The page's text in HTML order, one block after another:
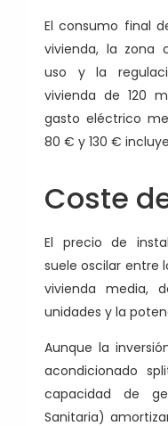
El consumo final
vivienda, la zona
uso y la
vivienda de 120
gasto eléctrico
80 € y 130 €
Coste
El precio de
suele oscilar entre
vivienda media,
unidades y la
Aunque la
acondicionado
capacidad de
Sanitaria)